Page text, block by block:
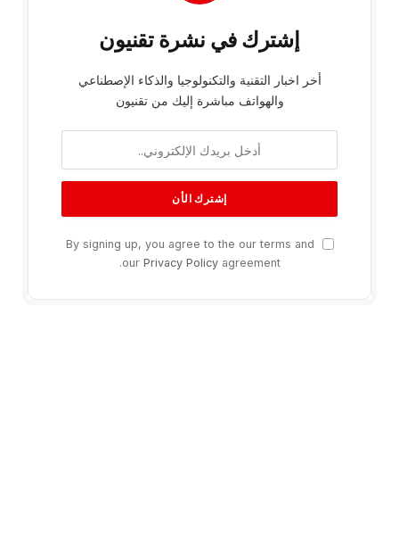
إشترك في نشرة تقنيون
أخر اخبار التقنية والتكنولوجيا والذكاء الإصطناعي
والهواتف مباشرة إليك من تقنيون
By signing up, you agree to the our terms and
our Privacy Policyagreement.